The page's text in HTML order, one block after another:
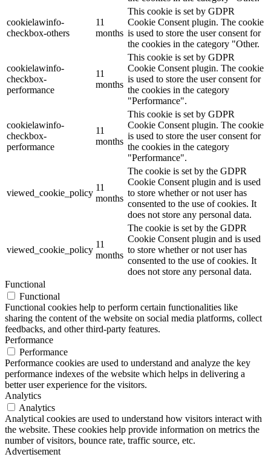
cookielawinfo-
checkbox-others
11
months
This cookie is set by GDPR
Cookie Consent plugin. The cookie
is used to store the user consent for
the cookies in the category "Other.
cookielawinfo-
checkbox-
performance
11
months
This cookie is set by GDPR
Cookie Consent plugin. The cookie
is used to store the user consent for
the cookies in the category
"Performance".
cookielawinfo-
checkbox-
performance
11
months
This cookie is set by GDPR
Cookie Consent plugin. The cookie
is used to store the user consent for
the cookies in the category
"Performance".
viewed_cookie_policy
11
months
The cookie is set by the GDPR
Cookie Consent plugin and is used
to store whether or not user has
consented to the use of cookies. It
does not store any personal data.
viewed_cookie_policy
11
months
The cookie is set by the GDPR
Cookie Consent plugin and is used
to store whether or not user has
consented to the use of cookies. It
does not store any personal data.
Functional
Functional
Functional cookies help to perform certain functionalities like
sharing the content of the website on social media platforms, collect
feedbacks, and other third-party features.
Performance
Performance
Performance cookies are used to understand and analyze the key
performance indexes of the website which helps in delivering a
better user experience for the visitors.
Analytics
Analytics
Analytical cookies are used to understand how visitors interact with
the website. These cookies help provide information on metrics the
number of visitors, bounce rate, traffic source, etc.
Advertisement